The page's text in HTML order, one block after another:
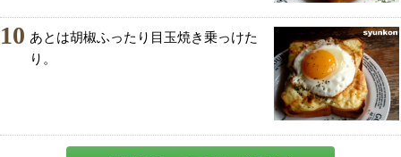
10 あとは胡椒ふったり目玉焼き乗っけた
り。